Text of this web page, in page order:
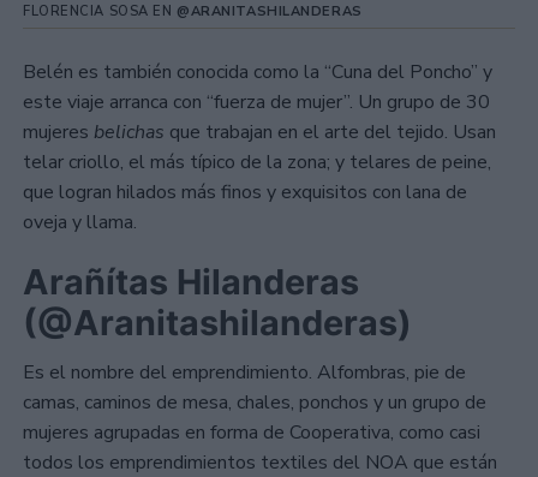
FLORENCIA SOSA EN @ARANITASHILANDERAS
Belén es también conocida como la “Cuna del Poncho” y
este viaje arranca con “fuerza de mujer”. Un grupo de 30
mujeres belichas que trabajan en el arte del tejido. Usan
telar criollo, el más típico de la zona; y telares de peine,
que logran hilados más finos y exquisitos con lana de
oveja y llama.
Arañítas Hilanderas
(@Aranitashilanderas)
Es el nombre del emprendimiento. Alfombras, pie de
camas, caminos de mesa, chales, ponchos y un grupo de
mujeres agrupadas en forma de Cooperativa, como casi
todos los emprendimientos textiles del NOA que están